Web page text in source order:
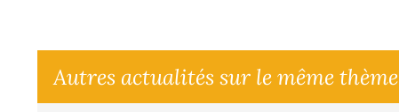
Autres actualités sur le même thème